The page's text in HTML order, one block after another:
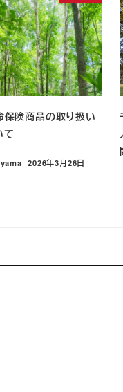
保険商品の取り扱い
て
投稿日
2026年3月26日